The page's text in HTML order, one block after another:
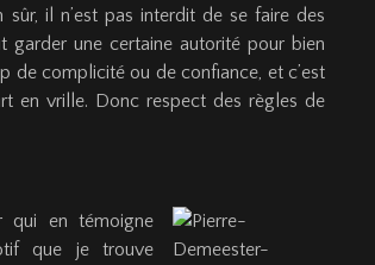
il n’est pas interdit de se faire des
une certaine autorité pour bien
de complicité ou de confiance, et c’est
en vrille. Donc respect des règles de
qui en témoigne
que je trouve